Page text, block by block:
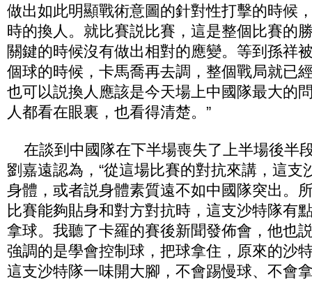
做出如此明顯戰術意圖的針對性打擊的時候
時的換人。就比賽説比賽，這是整個比賽的
關鍵的時候沒有做出相對的應變。等到孫祥
個球的時候，卡馬喬再去調，整個戰局就已
也可以説換人應該是今天場上中國隊最大的
人都看在眼裏，也看得清楚。”
在談到中國隊在下半場喪失了上半場後半
劉嘉遠認為，“從這場比賽的對抗來講，這支
身體，或者説身體素質遠不如中國隊突出。
比賽能夠貼身和對方對抗時，這支沙特隊有
拿球。我聽了卡羅的賽後新聞發佈會，他也
強調的是學會控制球，把球拿住，原來的沙
這支沙特隊一味開大腳，不會踢慢球、不會